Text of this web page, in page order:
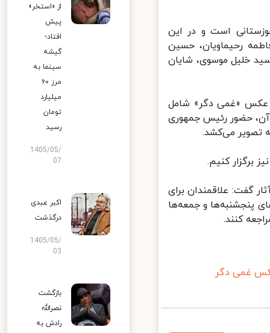
است و در این
رحیماویان، حسین
خلیل موسوی، شایان
عکس «غمی دگر» شامل
حضور رئیس جمهوری
تصویر می‌کشد.
برگزار کنیم.
گفت: علاقمندان برای
۱۳ تیر الی ۲۹ تیر ۱۴۰۱ به جز روزهای پنجشنبه‌ها و جمعه‌ها
غمی دگر
از «استخر»
پیش
افتاد؛
گیشه
سینما به
مرز ۶۰
میلیارد
تومان
رسید
1405/05/
07
اکبر عبدی
درگذشت
1405/05/
03
بازگشت
نصرالله
رادش به